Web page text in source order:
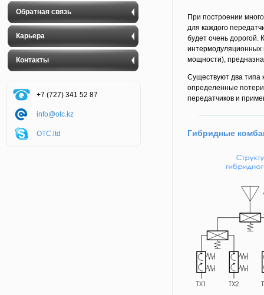
При построении
для каждого
будет очень дорогой.
интермодуляционных
мощности),
Существуют два типа
определенные
передатчиков и
Гибридные
Обратная связь
Карьера
Контакты
+7 (727) 341 52 87
info@otc.kz
OTC.ltd